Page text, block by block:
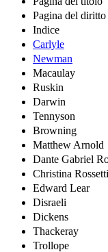
Pagina del diritto
Indice
Carlyle
Newman
Macaulay
Ruskin
Darwin
Tennyson
Browning
Matthew Arnold
Dante Gabriel
Christina Rossetti
Edward Lear
Disraeli
Dickens
Thackeray
Trollope